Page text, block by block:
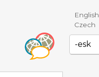
English
Czech